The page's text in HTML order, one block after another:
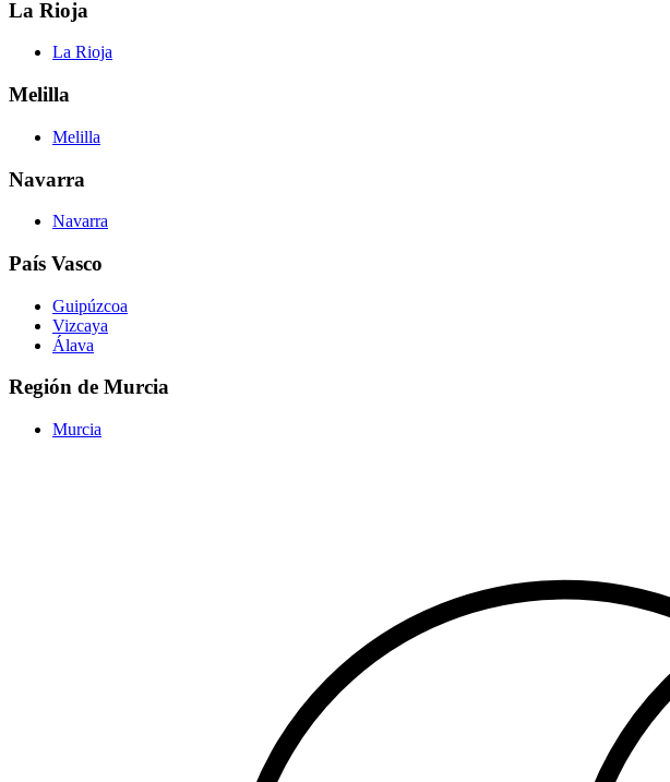
La Rioja
La Rioja
Melilla
Melilla
Navarra
Navarra
País Vasco
Guipúzcoa
Vizcaya
Álava
Región de Murcia
Murcia